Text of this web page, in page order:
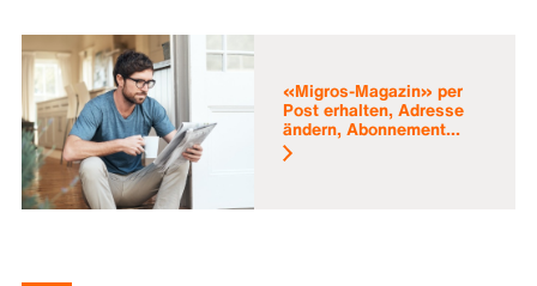
«Migros-Magazin» per
Post erhalten, Adresse
ändern, Abonnement...